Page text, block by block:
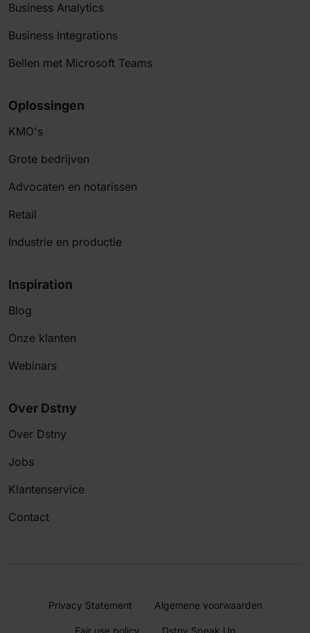
Business Analytics
Business Integrations
Bellen met Microsoft Teams
Oplossingen
KMO's
Grote bedrijven
Advocaten en notarissen
Retail
Industrie en productie
Inspiration
Blog
Onze klanten
Webinars
Over Dstny
Over Dstny
Jobs
Klantenservice
Contact
Privacy Statement Algemene voorwaarden